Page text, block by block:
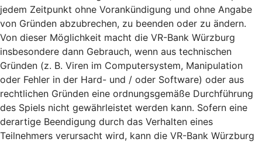
jedem Zeitpunkt ohne Vorankündigung und ohne Angabe
von Gründen abzubrechen, zu beenden oder zu ändern.
Von dieser Möglichkeit macht die VR-Bank Würzburg
insbesondere dann Gebrauch, wenn aus technischen
Gründen (z. B. Viren im Computersystem, Manipulation
oder Fehler in der Hard- und / oder Software) oder aus
rechtlichen Gründen eine ordnungsgemäße Durchführung
des Spiels nicht gewährleistet werden kann. Sofern eine
derartige Beendigung durch das Verhalten eines
Teilnehmers verursacht wird, kann die VR-Bank Würzburg